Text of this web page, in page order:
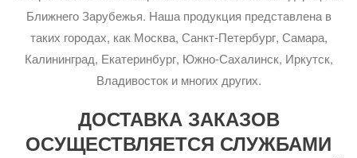
Ближнего Зарубежья. Наша продукция представлена в
таких городах, как Москва, Санкт-Петербург, Самара,
Калининград, Екатеринбург, Южно-Сахалинск, Иркутск,
Владивосток и многих других.
ДОСТАВКА ЗАКАЗОВ
ОСУЩЕСТВЛЯЕТСЯ СЛУЖБАМИ